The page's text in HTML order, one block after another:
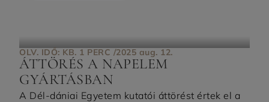
OLV. IDŐ: KB. 1 PERC /2025 aug. 12.
ÁTTÖRÉS A NAPELEM
GYÁRTÁSBAN
A Dél-dániai Egyetem kutatói áttörést értek el a